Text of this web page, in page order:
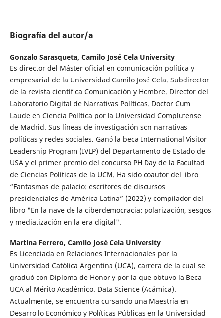
Biografía del autor/a
Gonzalo Sarasqueta, Camilo José Cela University
Es director del Máster oficial en comunicación política y
empresarial de la Universidad Camilo José Cela. Subdirector
de la revista científica Comunicación y Hombre. Director del
Laboratorio Digital de Narrativas Políticas. Doctor Cum
Laude en Ciencia Política por la Universidad Complutense
de Madrid. Sus líneas de investigación son narrativas
políticas y redes sociales. Ganó la beca International Visitor
Leadership Program (IVLP) del Departamento de Estado de
USA y el primer premio del concurso PH Day de la Facultad
de Ciencias Políticas de la UCM. Ha sido coautor del libro
“Fantasmas de palacio: escritores de discursos
presidenciales de América Latina” (2022) y compilador del
libro "En la nave de la ciberdemocracia: polarización, sesgos
y mediatización en la era digital".
Martina Ferrero, Camilo José Cela University
Es Licenciada en Relaciones Internacionales por la
Universidad Católica Argentina (UCA), carrera de la cual se
graduó con Diploma de Honor y por la que obtuvo la Beca
UCA al Mérito Académico. Data Science (Acámica).
Actualmente, se encuentra cursando una Maestría en
Desarrollo Económico y Políticas Públicas en la Universidad